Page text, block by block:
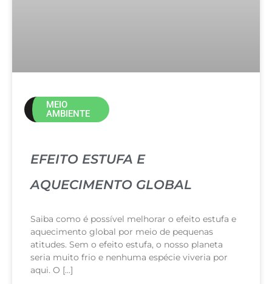
MEIO
AMBIENTE
EFEITO ESTUFA E
AQUECIMENTO GLOBAL
Saiba como é possível melhorar o efeito estufa e
aquecimento global por meio de pequenas
atitudes. Sem o efeito estufa, o nosso planeta
seria muito frio e nenhuma espécie viveria por
aqui. O […]